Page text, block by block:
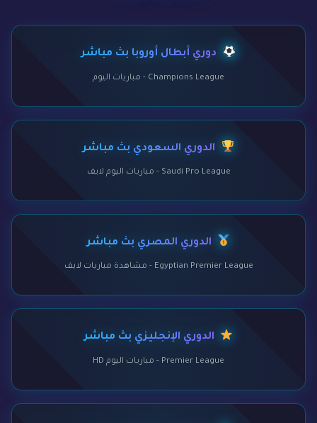
دوري أبطال أوروبا بث مباشر
Champions League - مباريات اليوم
الدوري السعودي بث مباشر
Saudi Pro League - مباريات اليوم لايف
الدوري المصري بث مباشر
Egyptian Premier League - مشاهدة مباريات لايف
الدوري الإنجليزي بث مباشر
Premier League - مباريات اليوم HD